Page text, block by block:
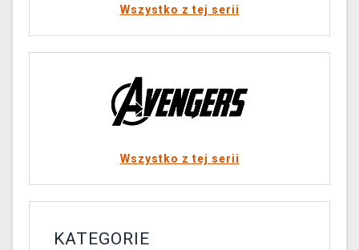
Wszystko z tej serii
Wszystko z tej serii
KATEGORIE